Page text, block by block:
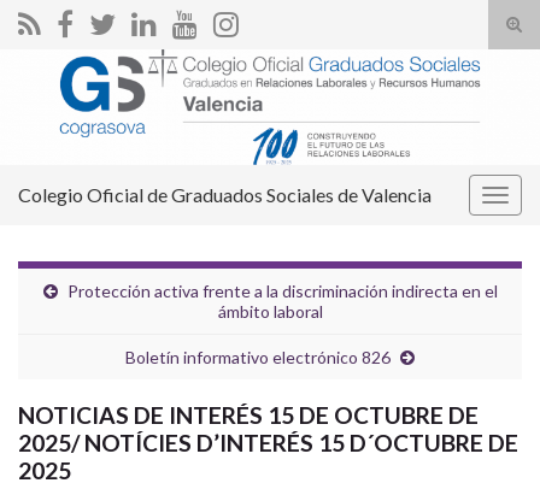
el
Search for:
Colegio Oficial de Graduados Sociales de Valencia
Protección activa frente a la discriminación indirecta en el
ámbito laboral
Boletín informativo electrónico 826
NOTICIAS DE INTERÉS 15 DE OCTUBRE DE
2025/ NOTÍCIES D’INTERÉS 15 D´OCTUBRE DE
2025